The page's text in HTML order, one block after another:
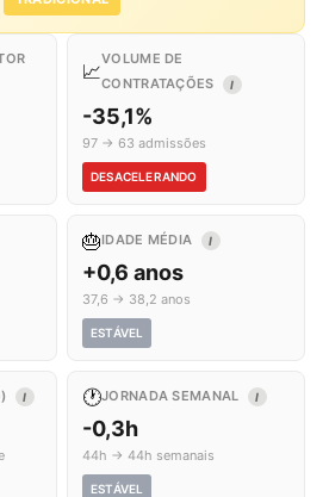
📈
VOLUME DE
CONTRATAÇÕES
I
-35,1%
97 → 63 admissões
DESACELERANDO
🎂IDADE MÉDIA I
+0,6 anos
37,6 → 38,2 anos
ESTÁVEL
I 🕐JORNADA SEMANAL I
-0,3h
44h → 44h semanais
ESTÁVEL